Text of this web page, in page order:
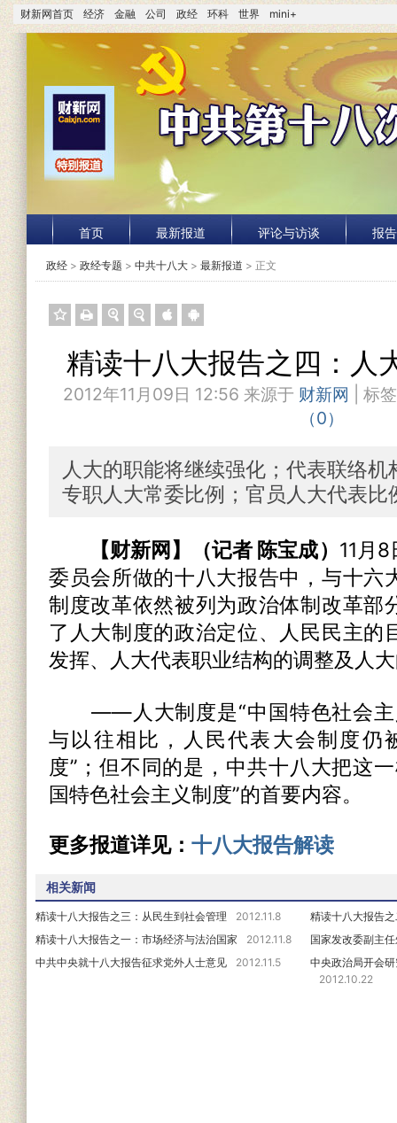
财新网首页 经济 金融 公司 政经 环科 世界 mini+
首页 最新报道 评论与访谈 报
政经 > 政经专题 > 中共十八大 > 最新报道 > 正文
精读十八大报告之四：人
2012年11月09日 12:56 来源于 财新网 | 标
（0）
人大的职能将继续强化；代表联络
专职人大常委比例；官员人大代表比
【财新网】（记者 陈宝成） 11月
委员会所做的十八大报告中，与十六
制度改革依然被列为政治体制改革部
了人大制度的政治定位、人民民主的
发挥、人大代表职业结构的调整及人
——人大制度是“中国特色社会主
与以往相比，人民代表大会制度仍
度”；但不同的是，中共十八大把这
国特色社会主义制度”的首要内容。
更多报道详见： 十八大报告解读
相关新闻
精读十八大报告之三：从民生到社会管理 2012.11.8
精读十八大报告
精读十八大报告之一：市场经济与法治国家
2012.11.8
国家发改委副主
中共中央就十八大报告征求党外人士意见
2012.11.5
中央政治局开会
2012.10.22